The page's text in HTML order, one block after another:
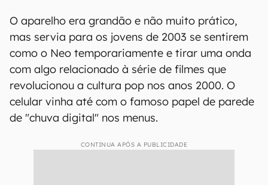
O aparelho era grandão e não muito prático,
mas servia para os jovens de 2003 se sentirem
como o Neo temporariamente e tirar uma onda
com algo relacionado à série de filmes que
revolucionou a cultura pop nos anos 2000. O
celular vinha até com o famoso papel de parede
de "chuva digital" nos menus.
CONTINUA APÓS A PUBLICIDADE